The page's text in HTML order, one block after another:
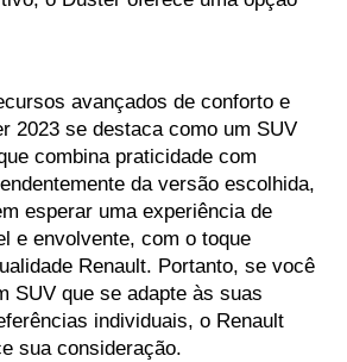
avançados de conforto e
2023 se destaca como um SUV
combina praticidade com
da versão escolhida,
esperar uma experiência de
e envolvente, com o toque
Renault. Portanto, se você
SUV que se adapte às suas
individuais, o Renault
sua consideração.